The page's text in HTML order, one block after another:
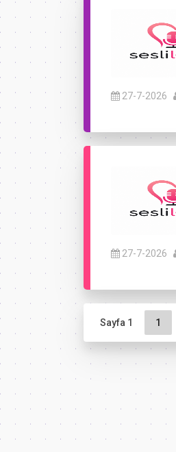
27-7-2026
27-7-2026
Sayfa gezinme
Sayfa 1 1